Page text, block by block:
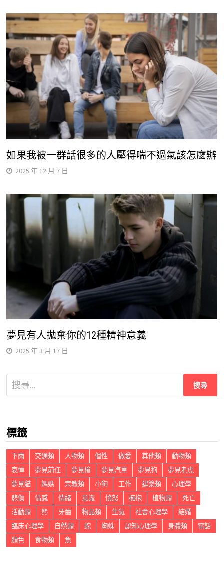
如果我被一群話很多的人壓得喘不過氣該怎麼辦
2025 年 12 月 7 日
夢見有人拋棄你的12種精神意義
2025 年 3 月 17 日
搜
尋
字:
標籤
下雨 交通類 人物類 個性 做愛 其他類
動物類
哀悼
夢見前任 夢見槍 夢見汽車 夢見狗
夢見老虎
夢見貓
媽媽 宗教類 小狗 工作 建築類
心理學
悲傷
情感 情緒 意識 憤怒 擁抱 植物類
死亡
活動類
熊 牙齒 物品類 生氣 社會心理學
結婚
臨床心理學
自然類 蛇 蜘蛛 認知心理學 身體類
電話
顏色
食物類 魚